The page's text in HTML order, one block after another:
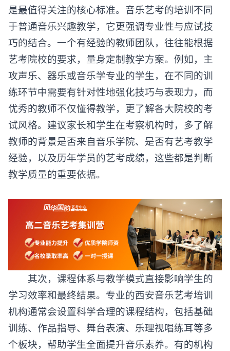
是最值得关注的核心标准。音乐艺考的培训不同
于普通音乐兴趣教学，它更强调专业性与应试技
巧的结合。一个有经验的教师团队，往往能根据
艺考院校的要求，量身定制教学方案。例如，主
攻声乐、器乐或音乐学专业的学生，在不同的训
练环节中需要有针对性地强化技巧与表现力，而
优秀的教师不仅懂得教学，更了解各大院校的考
试风格。建议家长和学生在考察机构时，多了解
教师的背景是否来自音乐学院、是否有艺考教学
经验，以及历年学员的艺考成绩，这些都是判断
教学质量的重要依据。
其次，课程体系与教学模式直接影响学生的
学习效率和最终结果。专业的西安音乐艺考培训
机构通常会设置科学合理的课程结构，包括基础
训练、作品指导、舞台表演、乐理视唱练耳等多
个板块，帮助学生全面提升音乐素养。有的机构